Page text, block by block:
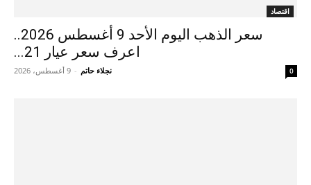
اقتصاد
سعر الذهب اليوم الأحد 9 أغسطس 2026..
اعرف سعر عيار 21...
نجلاء حاتم - 9 أغسطس، 2026 0